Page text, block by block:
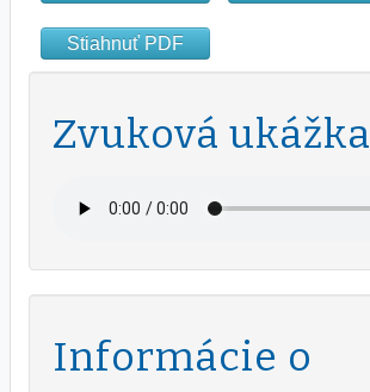
Stiahnuť PDF
Zvuková ukážka
Informácie o